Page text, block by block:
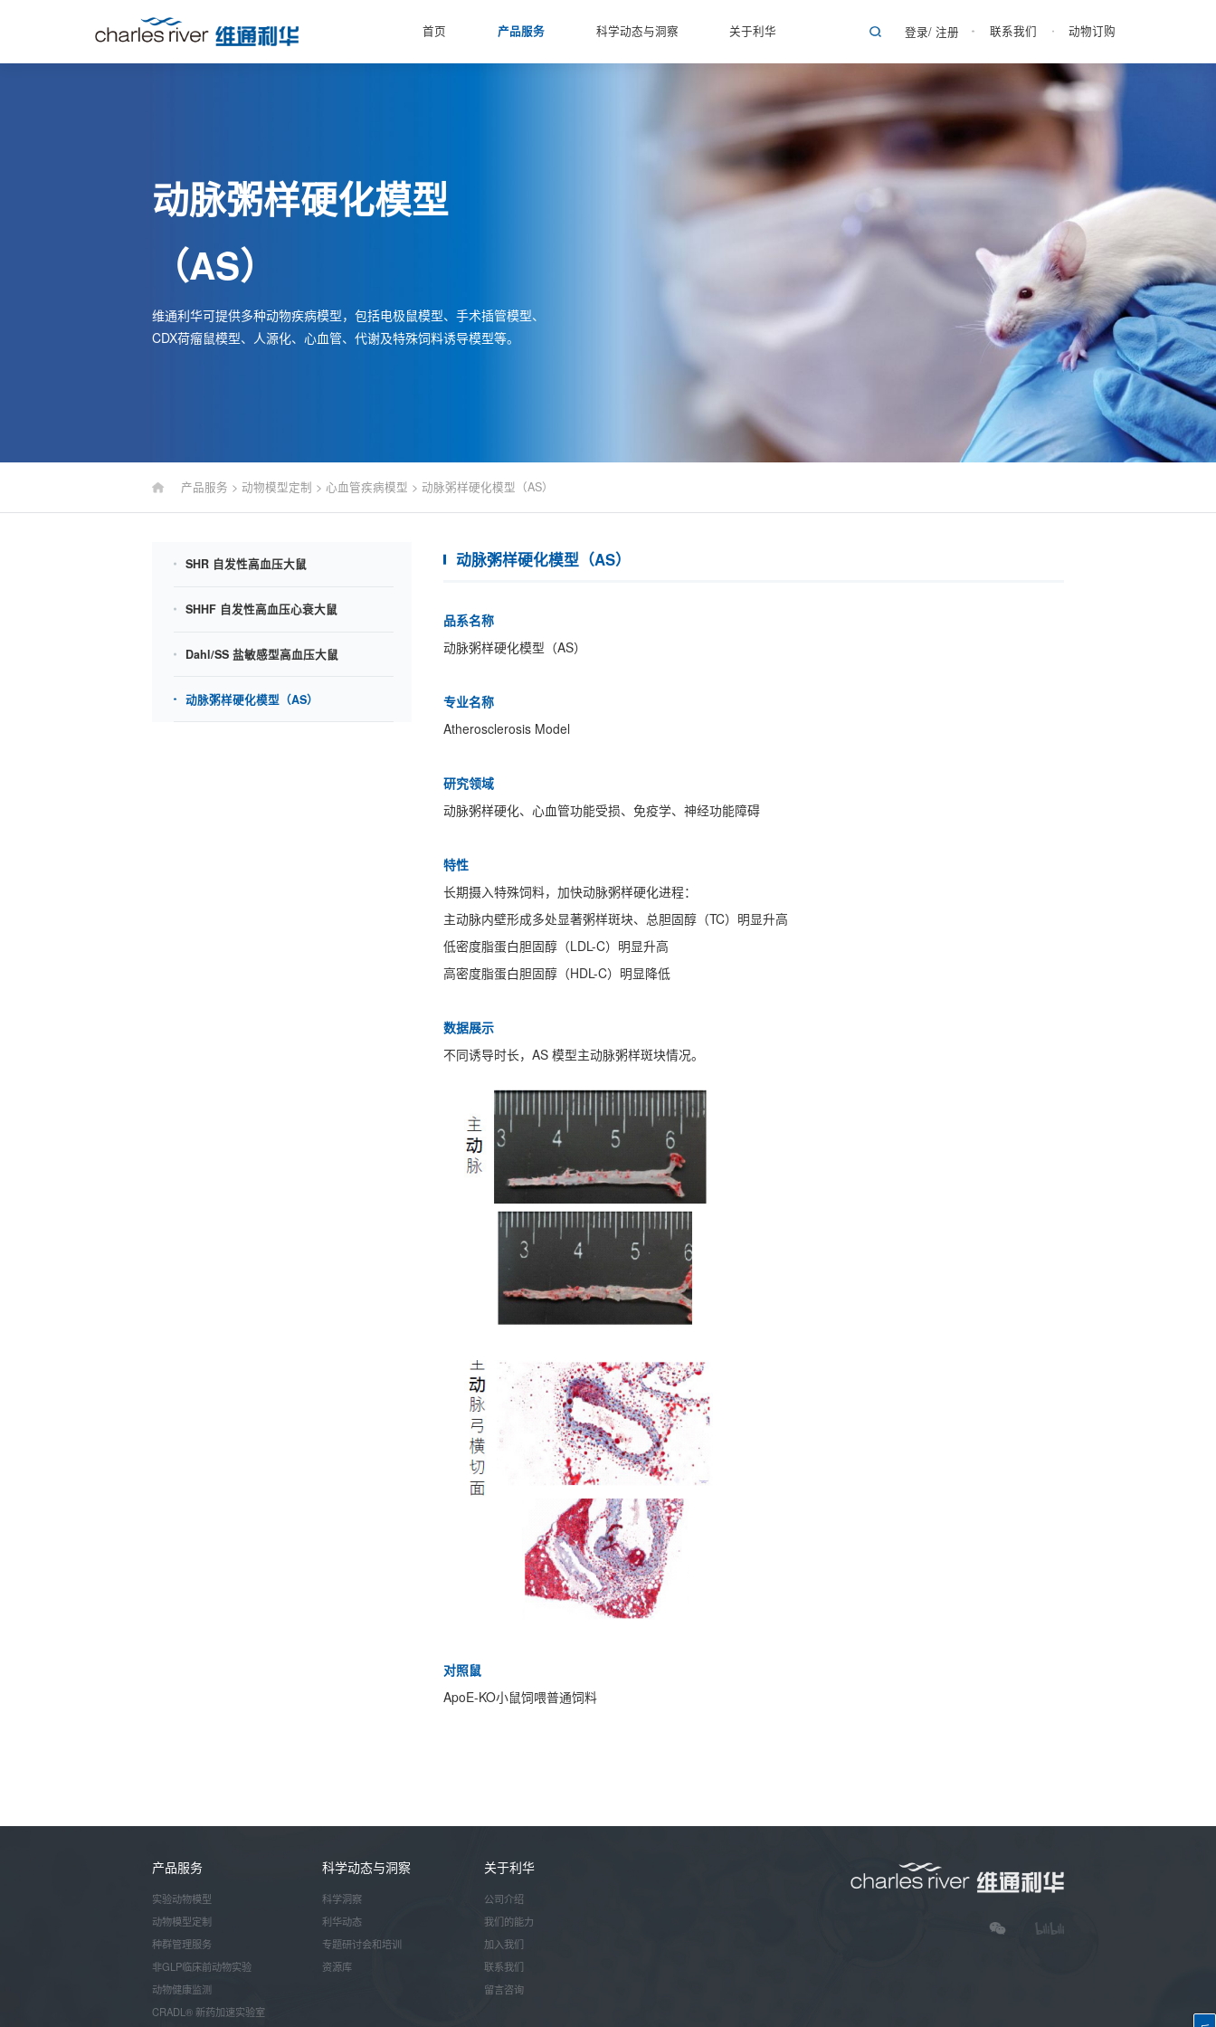
首页 产品服务 科学动态与洞察 关于利华 登录/注册 联系我们 动物订购
动脉粥样硬化模型
（AS）
维通利华可提供多种动物疾病模型，包括电极鼠模型、手术插管模型、
CDX荷瘤鼠模型、人源化、心血管、代谢及特殊饲料诱导模型等。
产品服务 > 动物模型定制 > 心血管疾病模型 > 动脉粥样硬化模型（AS）
SHR 自发性高血压大鼠
SHHF 自发性高血压心衰大鼠
Dahl/SS 盐敏感型高血压大鼠
动脉粥样硬化模型（AS）
动脉粥样硬化模型（AS）
品系名称
动脉粥样硬化模型（AS）
专业名称
Atherosclerosis Model
研究领域
动脉粥样硬化、心血管功能受损、免疫学、神经功能障碍
特性
长期摄入特殊饲料，加快动脉粥样硬化进程：
主动脉内壁形成多处显著粥样斑块、总胆固醇（TC）明显升高
低密度脂蛋白胆固醇（LDL-C）明显升高
高密度脂蛋白胆固醇（HDL-C）明显降低
数据展示
不同诱导时长，AS 模型主动脉粥样斑块情况。
对照鼠
ApoE-KO小鼠饲喂普通饲料
产品服务
实验动物模型
动物模型定制
种群管理服务
非GLP临床前动物实验
动物健康监测
CRADL® 新药加速实验室
科学动态与洞察
科学洞察
利华动态
专题研讨会和培训
资源库
关于利华
公司介绍
我们的能力
加入我们
联系我们
留言咨询